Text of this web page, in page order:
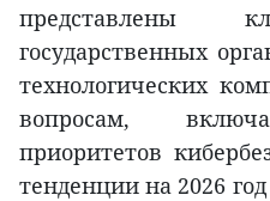
представлены
государственных
технологических
вопросам,
приоритетов
тенденции на 2026